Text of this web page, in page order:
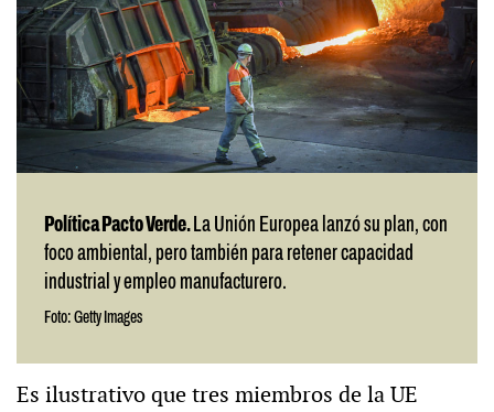
Política Pacto Verde. La Unión Europea lanzó su plan, con
foco ambiental, pero también para retener capacidad
industrial y empleo manufacturero.
Foto: Getty Images
Es ilustrativo que tres miembros de la UE